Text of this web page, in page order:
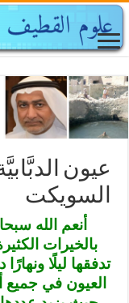
عيون
السويكت
أنعم الله
بالخيرات
تدفقها ليلًا
العيون في جميع